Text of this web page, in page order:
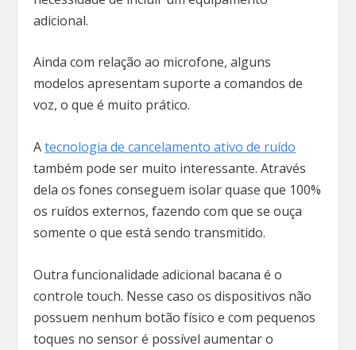
adicional.
Ainda com relação ao microfone, alguns
modelos apresentam suporte a comandos de
voz, o que é muito prático.
Atecnologia de cancelamento ativo de ruído
também pode ser muito interessante. Através
dela os fones conseguem isolar quase que 100%
os ruídos externos, fazendo com que se ouça
somente o que está sendo transmitido.
Outra funcionalidade adicional bacana é o
controle touch. Nesse caso os dispositivos não
possuem nenhum botão físico e com pequenos
toques no sensor é possível aumentar o